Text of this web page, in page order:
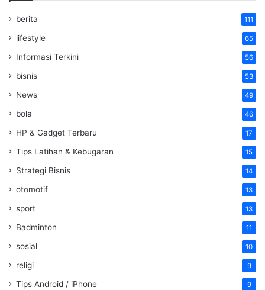
berita 111
lifestyle 65
Informasi Terkini 56
bisnis 53
News 49
bola 46
HP & Gadget Terbaru 17
Tips Latihan & Kebugaran 15
Strategi Bisnis 14
otomotif 13
sport 13
Badminton 11
sosial 10
religi 9
Tips Android / iPhone 9